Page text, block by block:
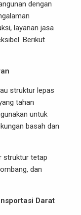
dengan
layanan jasa
Berikut
struktur lepas
tahan
untuk
basah dan
struktur tetap
dan
Darat